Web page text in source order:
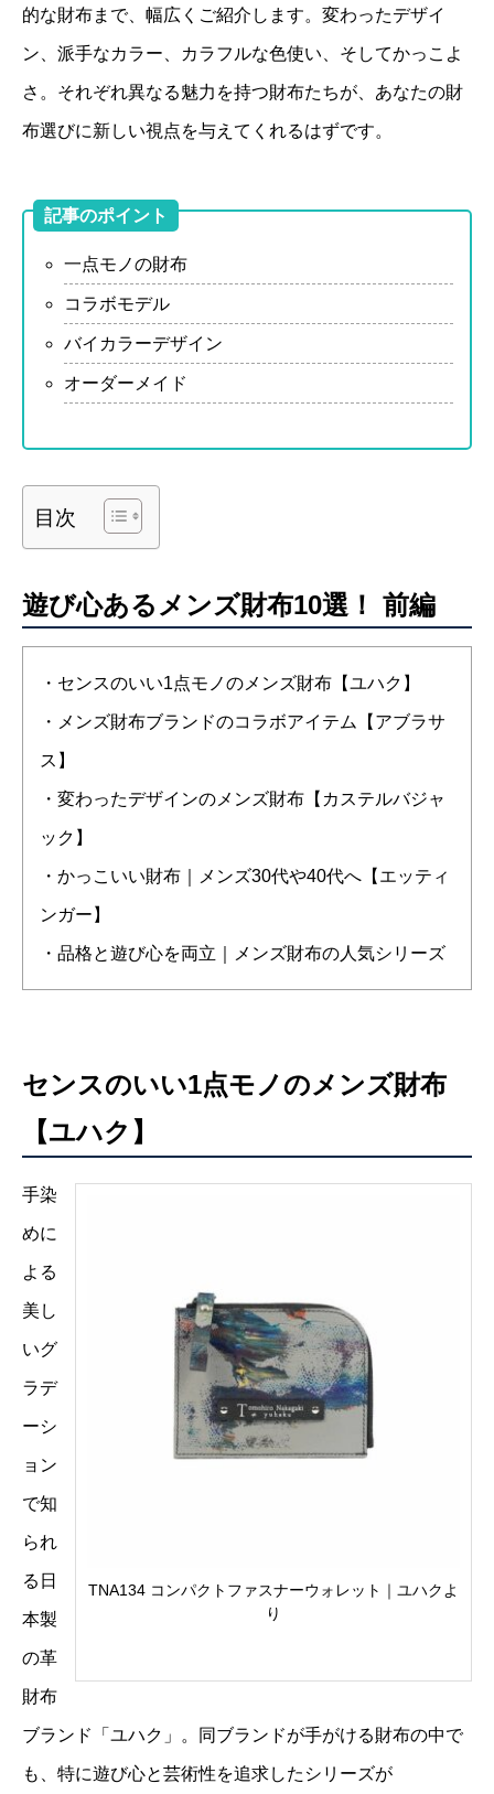
的な財布まで、幅広くご紹介します。変わったデザイ
ン、派手なカラー、カラフルな色使い、そしてかっこよ
さ。それぞれ異なる魅力を持つ財布たちが、あなたの財
布選びに新しい視点を与えてくれるはずです。
記事のポイント
一点モノの財布
コラボモデル
バイカラーデザイン
オーダーメイド
目次
遊び心あるメンズ財布10選！ 前編
・センスのいい1点モノのメンズ財布【ユハク】
・メンズ財布ブランドのコラボアイテム【アブラサ
ス】
・変わったデザインのメンズ財布【カステルバジャ
ック】
・かっこいい財布｜メンズ30代や40代へ【エッティ
ンガー】
・品格と遊び心を両立｜メンズ財布の人気シリーズ
センスのいい1点モノのメンズ財布
【ユハク】
TNA134 コンパクトファスナーウォレット｜ユハクよ
り
手染
めに
よる
美し
いグ
ラデ
ーシ
ョン
で知
られ
る日
本製
の革
財布
ブランド「ユハク」。同ブランドが手がける財布の中で
も、特に遊び心と芸術性を追求したシリーズが